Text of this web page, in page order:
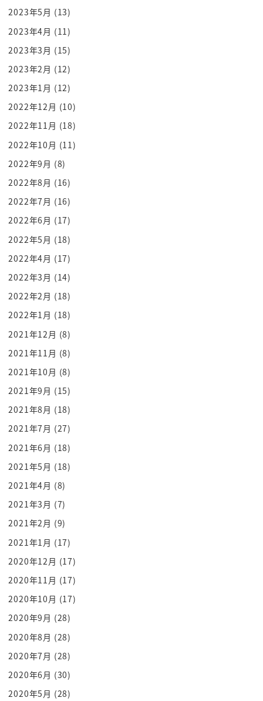
ちょっとした矛盾とかあるじゃないですか
行動だったりその発言だっったりとかで
いやできてないよねみたいなのがもすごい
その20年分持ってるのでうんうんうん
うんうんうんうんなんかちょっとポロっと
言いたくなっちゃうんですよでそうすると
その多分うんあのフランスの配信部屋では
それこそロンパ王として無双状態でもう
すごく気持ちよく来たコメントに対して
バンバンバンバン答えてるのにうんうん
いや違わないみたいなことを私がもう時々
ガチャッと多分うんうんうんあの言って
しまうのでそれが少しいやでも本当掃除
好きなんすよ好きじゃねえよ出た生で見れ
た生で見れただってルンバいるのに掃除機
かけるんすよ手でいやで好きじゃなくてね
やってるんですよね一生懸命てか例えば
だティッシュをどんどん床に捨てるんです
ようんいちょっと待ってくださいそんな人
どこが常識人なん違違あのそれでまだ
終わってない私の話たですよそうそうそれ
であのゴミ箱真横にあるのにそこでこう勘
ですぐパッて捨ててでそれがもうなんか
その配信に集中したいから配信の間は捨て
終わった後にああ終わったって言ってあの
窓も開けずにシャッター締め切ってリール
の酒の匂いが充満してティッシュうんが
散らばった状態で終わりって出てきて本当
に終わりなんですようん片付けない片付け
ないんですよあらでそれをルンバは拾え
ないじゃないですかティッシュはね
ティッシュはねティッシュ拾い機能がつい
てるルンバがうちにあるのって聞いたら
なんか逃げるんですよあらうんどこの
ボタンを押すとティッシュを拾ってくれる
のって教えてって優しく言ってもなんか
ちょっと忙しいから分からないっててくる
んですよなんなんすかこのティッシュを
いやあの別にすぐやらないだけで必要な時
2023年5月 (13)
2023年4月 (11)
2023年3月 (15)
2023年2月 (12)
2023年1月 (12)
2022年12月 (10)
2022年11月 (18)
2022年10月 (11)
2022年9月 (8)
2022年8月 (16)
2022年7月 (16)
2022年6月 (17)
2022年5月 (18)
2022年4月 (17)
2022年3月 (14)
2022年2月 (18)
2022年1月 (18)
2021年12月 (8)
2021年11月 (8)
2021年10月 (8)
2021年9月 (15)
2021年8月 (18)
2021年7月 (27)
2021年6月 (18)
2021年5月 (18)
2021年4月 (8)
2021年3月 (7)
2021年2月 (9)
2021年1月 (17)
2020年12月 (17)
2020年11月 (17)
2020年10月 (17)
2020年9月 (28)
2020年8月 (28)
2020年7月 (28)
2020年6月 (30)
2020年5月 (28)